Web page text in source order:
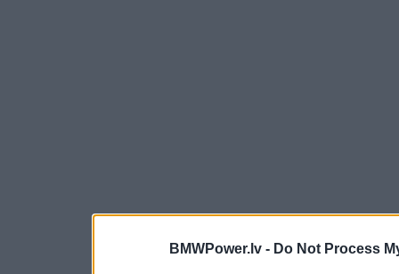
BMWPower.lv - Do Not Process